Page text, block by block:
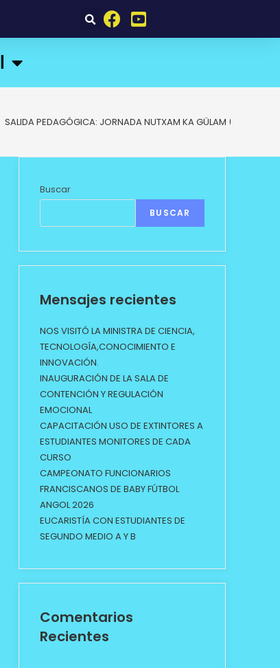
SALIDA PEDAGÓGICA: JORNADA NUTXAM KA GÜLAM
Buscar
BUSCAR
Mensajes recientes
NOS VISITÓ LA MINISTRA DE CIENCIA,
TECNOLOGÍA,CONOCIMIENTO E
INNOVACIÓN.
INAUGURACIÓN DE LA SALA DE
CONTENCIÓN Y REGULACIÓN
EMOCIONAL
CAPACITACIÓN USO DE EXTINTORES A
ESTUDIANTES MONITORES DE CADA
CURSO
CAMPEONATO FUNCIONARIOS
FRANCISCANOS DE BABY FÚTBOL
ANGOL 2026
EUCARISTÍA CON ESTUDIANTES DE
SEGUNDO MEDIO A Y B
Comentarios
Recientes